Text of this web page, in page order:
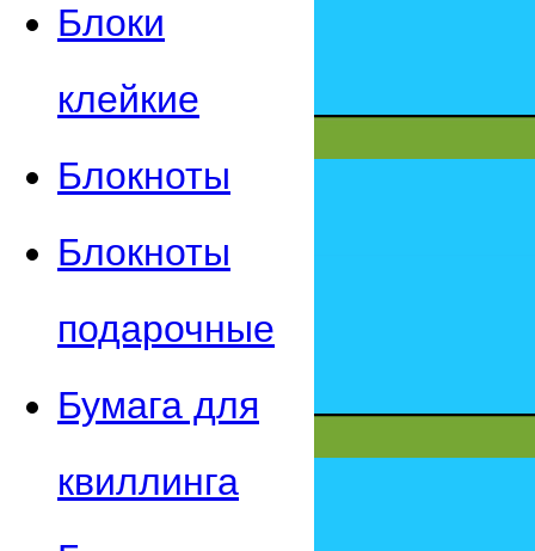
Блоки
клейкие
Блокноты
Блокноты
подарочные
Бумага для
квиллинга